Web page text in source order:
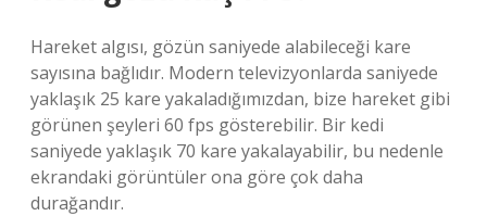
Hareket algısı, gözün saniyede alabileceği kare
sayısına bağlıdır. Modern televizyonlarda saniyede
yaklaşık 25 kare yakaladığımızdan, bize hareket gibi
görünen şeyleri 60 fps gösterebilir. Bir kedi
saniyede yaklaşık 70 kare yakalayabilir, bu nedenle
ekrandaki görüntüler ona göre çok daha
durağandır.